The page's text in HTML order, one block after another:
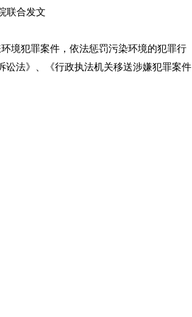
联合发文
境犯罪案件，依法惩罚污染环境的犯罪行
讼法》、《行政执法机关移送涉嫌犯罪案件